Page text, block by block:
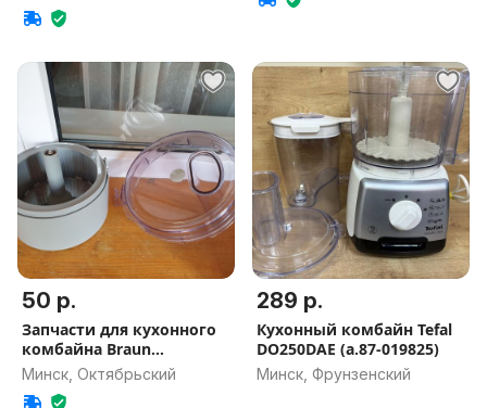
50 р.
Запчасти для кухонного
комбайна Braun
Multiquick
Минск, Октябрьский
289 р.
Кухонный комбайн Tefal
DO250DAE (а.87-019825)
Минск, Фрунзенский